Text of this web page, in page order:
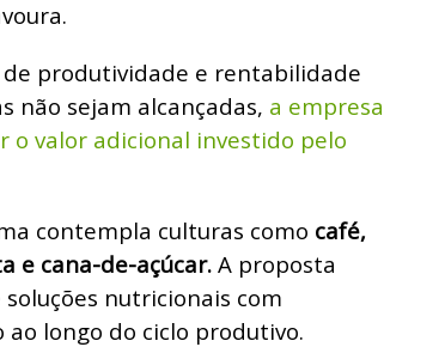
de produtividade e rentabilidade
não sejam alcançadas, a empresa
o valor adicional investido pelo
contempla culturas como café,
e cana-de-açúcar.A proposta
nutricionais com
longo do ciclo produtivo.